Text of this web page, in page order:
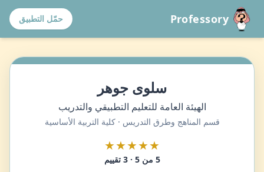
Professory حمّل التطبيق
سلوى جوهر
الهيئة العامة للتعليم التطبيقي والتدريب
قسم المناهج وطرق التدريس · كلية التربية الأساسية
★★★★★
5 من 5 · 3 تقييم